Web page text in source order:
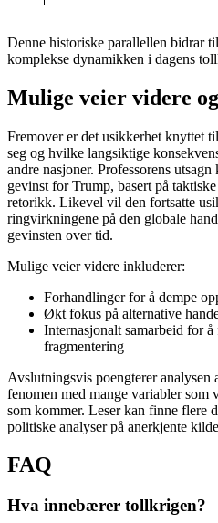
Denne historiske parallellen bidrar
komplekse dynamikken i dagens
Mulige veier videre
Fremover er det usikkerhet knyttet
seg og hvilke langsiktige
andre nasjoner. Professorens
gevinst for Trump, basert på
retorikk. Likevel vil den fortsatte
ringvirkningene på den globale
gevinsten over tid.
Mulige veier videre inkluderer:
Forhandlinger for å dempe
Økt fokus på alternative
Internasjonalt samarbeid for
fragmentering
Avslutningsvis poengterer
fenomen med mange variabler
som kommer. Leser kan finne flere
politiske analyser på anerkjente
FAQ
Hva innebærer tollkrigen?